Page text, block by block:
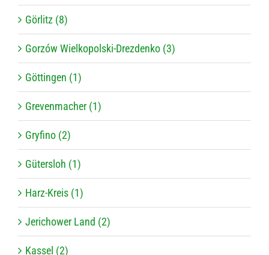
Görlitz (8)
Gorzów Wielkopolski-Drezdenko (3)
Göttingen (1)
Grevenmacher (1)
Gryfino (2)
Gütersloh (1)
Harz-Kreis (1)
Jerichower Land (2)
Kassel (2)